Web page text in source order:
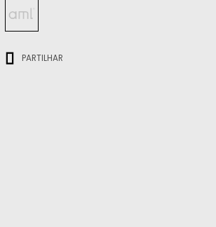
PARTILHAR